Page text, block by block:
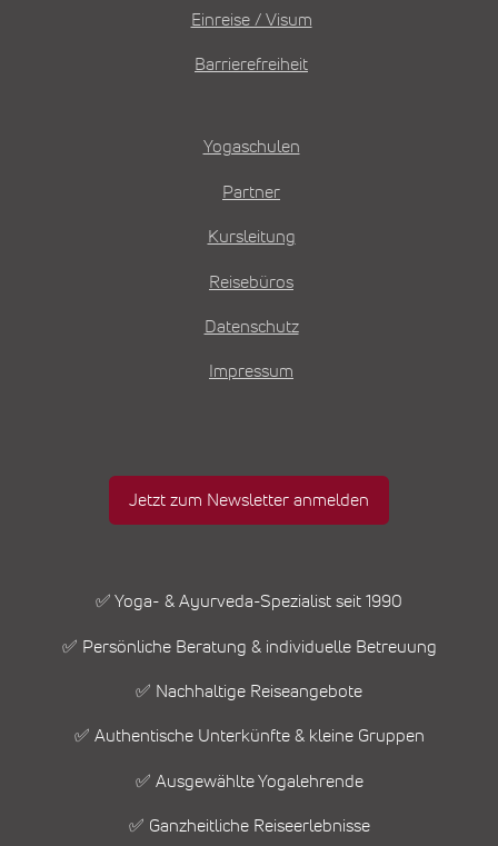
Einreise / Visum
Barrierefreiheit
Yogaschulen
Partner
Kursleitung
Reisebüros
Datenschutz
Impressum
Jetzt zum Newsletter anmelden
✅ Yoga- & Ayurveda-Spezialist seit 1990
✅ Persönliche Beratung & individuelle Betreuung
✅ Nachhaltige Reiseangebote
✅ Authentische Unterkünfte & kleine Gruppen
✅ Ausgewählte Yogalehrende
✅ Ganzheitliche Reiseerlebnisse